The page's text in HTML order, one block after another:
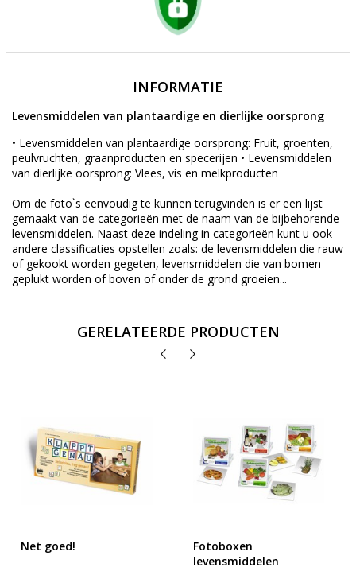
INFORMATIE
Levensmiddelen van plantaardige en dierlijke oorsprong
• Levensmiddelen van plantaardige oorsprong: Fruit, groenten,
peulvruchten, graanproducten en specerijen • Levensmiddelen
van dierlijke oorsprong: Vlees, vis en melkproducten
Om de foto`s eenvoudig te kunnen terugvinden is er een lijst
gemaakt van de categorieën met de naam van de bijbehorende
levensmiddelen. Naast deze indeling in categorieën kunt u ook
andere classificaties opstellen zoals: de levensmiddelen die rauw
of gekookt worden gegeten, levensmiddelen die van bomen
geplukt worden of boven of onder de grond groeien...
GERELATEERDE PRODUCTEN
Net goed!
Fotoboxen
levensmiddelen